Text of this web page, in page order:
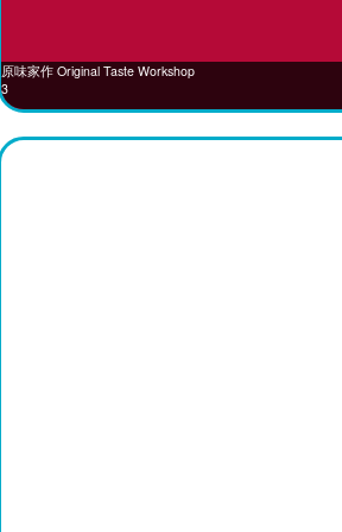
原味家作 Original Taste Workshop
3